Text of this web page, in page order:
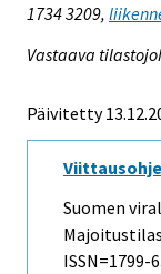
1734 3209,
Vastaava
Päivitetty
Viittausohje
Suomen
ISSN=1799-